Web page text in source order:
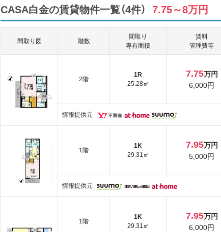
CASA白金の賃貸物件一覧（4件） 7.75～8万円
間取り図 階数
間取り
専有面積
賃料
管理費等
2階
1R
25.28㎡
7.75万円
6,000円
情報提供元
1階
1K
29.31㎡
7.95万円
5,000円
情報提供元
1階
1K
29.31㎡
7.95万円
6,000円